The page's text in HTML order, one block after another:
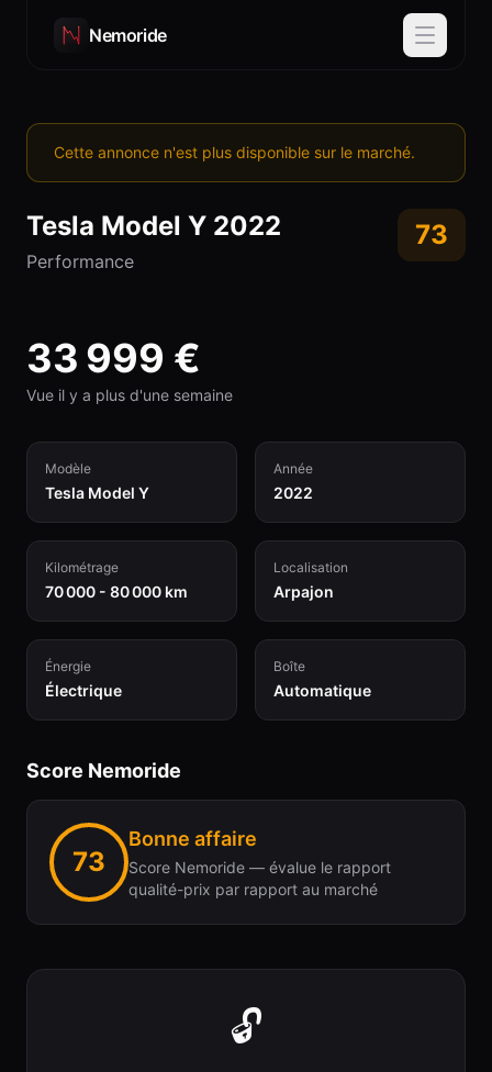
Nemoride
Cette annonce n'est plus disponible sur le marché.
Tesla Model Y 2022
Performance
73
33 999 €
Vue il y a plus d'une semaine
Modèle
Tesla Model Y
Année
2022
Kilométrage
70 000 - 80 000 km
Localisation
Arpajon
Énergie
Électrique
Boîte
Automatique
Score Nemoride
73
Bonne affaire
Score Nemoride — évalue le rapport
qualité-prix par rapport au marché
🔓